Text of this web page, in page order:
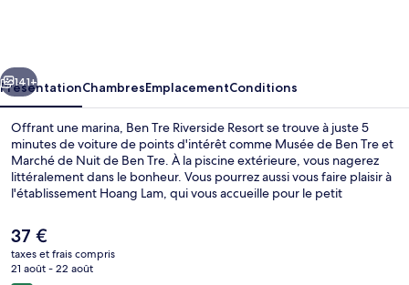
Suivant
141+
PrésentationChambresEmplacementConditions
Offrant une marina, Ben Tre Riverside Resort se trouve à juste 5
minutes de voiture de points d'intérêt comme Musée de Ben Tre et
Marché de Nuit de Ben Tre. À la piscine extérieure, vous nagerez
littéralement dans le bonheur. Vous pourrez aussi vous faire plaisir à
l'établissement Hoang Lam, qui vous accueille pour le petit
Cuisine internationale. Parmi les avantages offerts par cet
hébergement : un bar / salon, une salle de fitness et une piscine
pour enfants.
Le
prix
actuel
est
37 €
taxes et frais compris
21 août - 22 août